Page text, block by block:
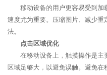
移动设备的用户更容易受到
速度尤为重要。压缩图片、减少重
法。
点击区域优化
在移动设备上，触摸操作是
区域足够大，以避免误触。避免